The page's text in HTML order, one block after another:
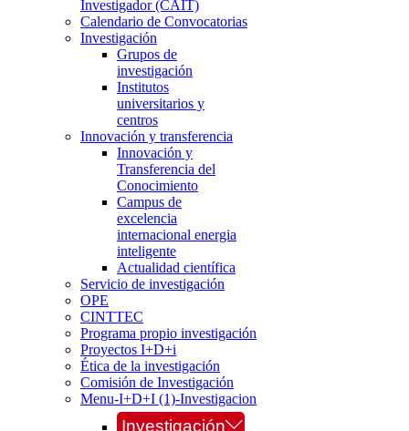
Investigador (CAIT)
Calendario de Convocatorias
Investigación
Grupos de
investigación
Institutos
universitarios y
centros
Innovación y transferencia
Innovación y
Transferencia del
Conocimiento
Campus de
excelencia
internacional energia
inteligente
Actualidad científica
Servicio de investigación
OPE
CINTTEC
Programa propio investigación
Proyectos I+D+i
Ética de la investigación
Comisión de Investigación
Menu-I+D+I (1)-Investigacion
Investigación